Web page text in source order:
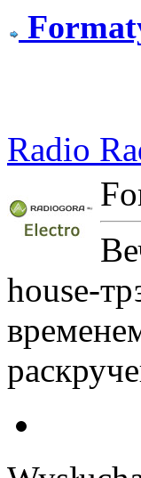
Radio
house-